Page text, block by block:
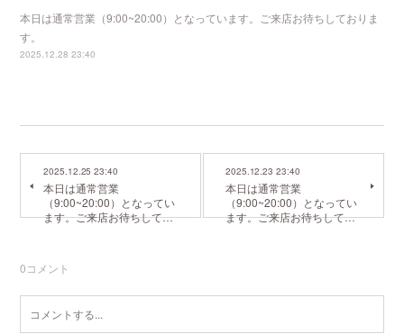
本日は通常営業（9:00~20:00）となっています。ご来店お待ちしておりま
す。
2025.12.28 23:40
2025.12.25 23:40
本日は通常営業
（9:00~20:00）となってい
ます。ご来店お待ちして…
2025.12.23 23:40
本日は通常営業
（9:00~20:00）となってい
ます。ご来店お待ちして…
0コメント